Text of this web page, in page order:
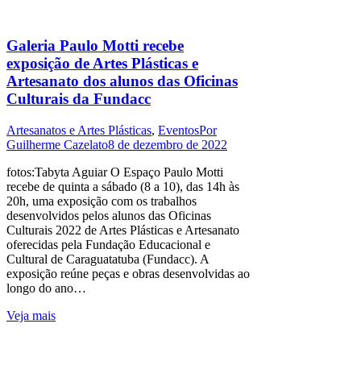
Galeria Paulo Motti recebe
exposição de Artes Plásticas e
Artesanato dos alunos das Oficinas
Culturais da Fundacc
Artesanatos e Artes Plásticas, EventosPor
Guilherme Cazelato8 de dezembro de 2022
fotos:Tabyta Aguiar O Espaço Paulo Motti
recebe de quinta a sábado (8 a 10), das 14h às
20h, uma exposição com os trabalhos
desenvolvidos pelos alunos das Oficinas
Culturais 2022 de Artes Plásticas e Artesanato
oferecidas pela Fundação Educacional e
Cultural de Caraguatatuba (Fundacc). A
exposição reúne peças e obras desenvolvidas ao
longo do ano…
Veja mais